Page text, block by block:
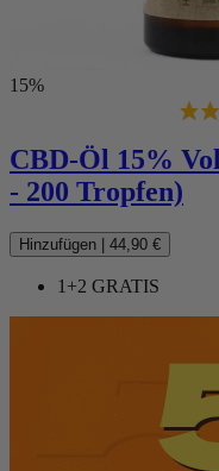
15%
CBD-Öl 15%
- 200 Tropfen)
Hinzufügen | 44,90 €
1+2 GRATIS